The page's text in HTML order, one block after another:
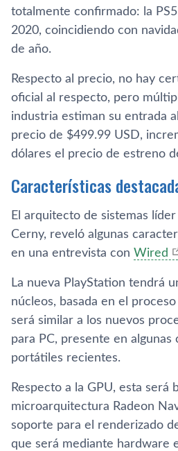
totalmente confirmado: la
2020, coincidiendo con
de año.
Respecto al precio, no hay
oficial al respecto, pero
industria estiman su entrada
precio de $499.99 USD,
dólares el precio de estreno
Características
El arquitecto de sistemas
Cerny, reveló algunas
en una entrevista con Wired
La nueva PlayStation tendrá
núcleos, basada en el
será similar a los nuevos
para PC, presente en algunas
portátiles recientes.
Respecto a la GPU, esta será
microarquitectura Radeon
soporte para el renderizado
que será mediante hardware